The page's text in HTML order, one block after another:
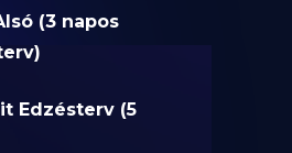
(3 napos
Edzésterv (5